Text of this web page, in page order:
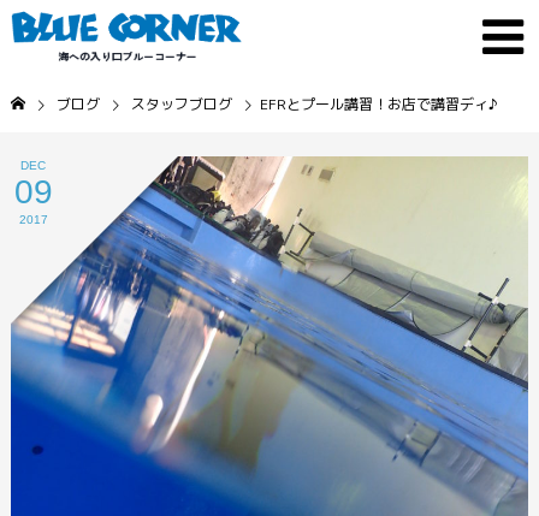
ブログ スタッフブログ EFRとプール講習！お店で講習ディ♪
DEC
09
2017